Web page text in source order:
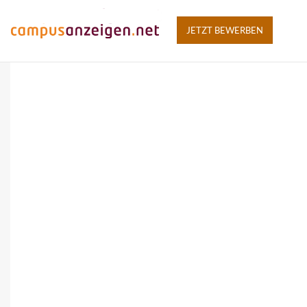
JETZT BEWERBEN